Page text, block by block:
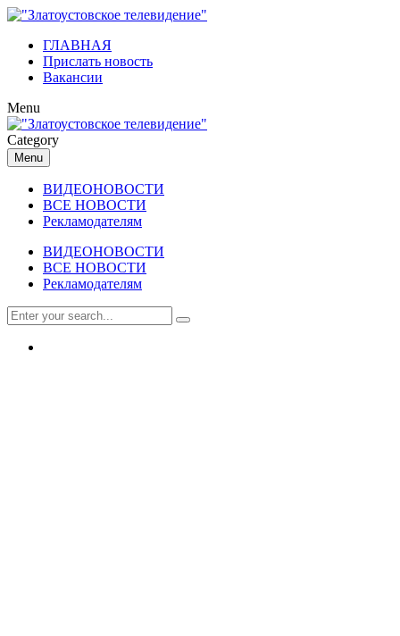
ГЛАВНАЯ
Прислать новость
Вакансии
Menu
Category
Menu
ВИДЕОНОВОСТИ
ВСЕ НОВОСТИ
Рекламодателям
ВИДЕОНОВОСТИ
ВСЕ НОВОСТИ
Рекламодателям